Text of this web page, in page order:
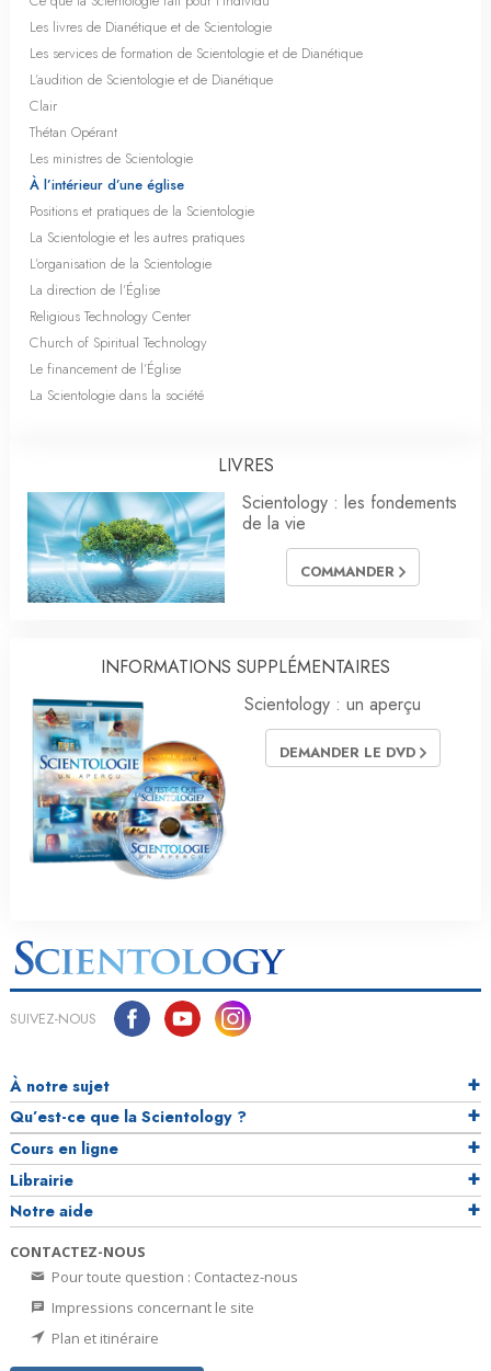
Les livres de Dianétique et de Scientologie
Les services de formation de Scientologie et de Dianétique
L’audition de Scientologie et de Dianétique
Clair
Thétan Opérant
Les ministres de Scientologie
À l’intérieur d’une église
Positions et pratiques de la Scientologie
La Scientologie et les autres pratiques
L’organisation de la Scientologie
La direction de l’Église
Religious Technology Center
Church of Spiritual Technology
Le financement de l’Église
La Scientologie dans la société
LIVRES
Scientology : les fondements
de la vie
COMMANDER
INFORMATIONS SUPPLÉMENTAIRES
Scientology : un aperçu
DEMANDER LE DVD
SUIVEZ-NOUS
À notre sujet
Qu’est-ce que la Scientology ?
Cours en ligne
Librairie
Notre aide
CONTACTEZ-NOUS
Pour toute question : Contactez-nous
Impressions concernant le site
Plan et itinéraire